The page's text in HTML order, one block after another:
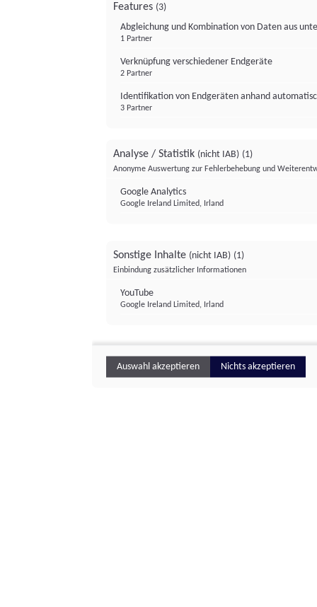
Features (3)
Abgleichung und Kombination von Daten aus
1 Partner
Verknüpfung verschiedener Endgeräte
2 Partner
Identifikation von Endgeräten anhand
3 Partner
Analyse / Statistik (nicht IAB) (1)
Anonyme Auswertung zur Fehlerbehebung und
Google Analytics
Google Ireland Limited, Irland
Sonstige Inhalte (nicht IAB) (1)
Einbindung zusätzlicher Informationen
YouTube
Google Ireland Limited, Irland
Auswahl akzeptieren Nichts akzeptieren